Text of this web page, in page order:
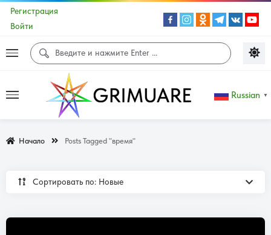
Регистрация
Войти
Russian ▼
Начало Posts Tagged "время"
Сортировать по: Новые